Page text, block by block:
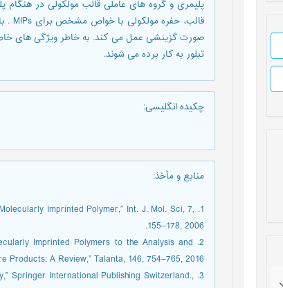
پلیمری و گروه های عاملی قالب مولکولی در
صورت گزینشی عمل می کند. به خاطر ویژگی های خاص
تبلور به کار برده می شوند.
چکیده انگلیسی:
منابع و مأخذ:
Imprinted Polymer,” Int. J. Mol. Sci, 7,
155–178, 2006.
Imprinted Polymers to the Analysis and
Products: A Review,” Talanta, 146, 754–765, 2016.
Springer International Publishing Switzerland.,